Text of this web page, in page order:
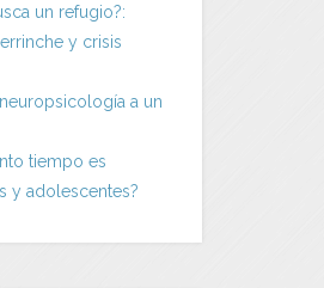
un refugio?:
y crisis
a un
tiempo es
y adolescentes?